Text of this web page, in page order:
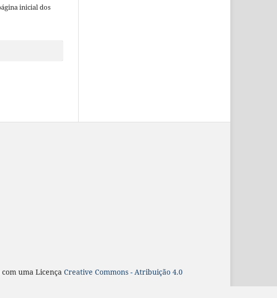
inicial dos
uma Licença Creative Commons - Atribuição 4.0